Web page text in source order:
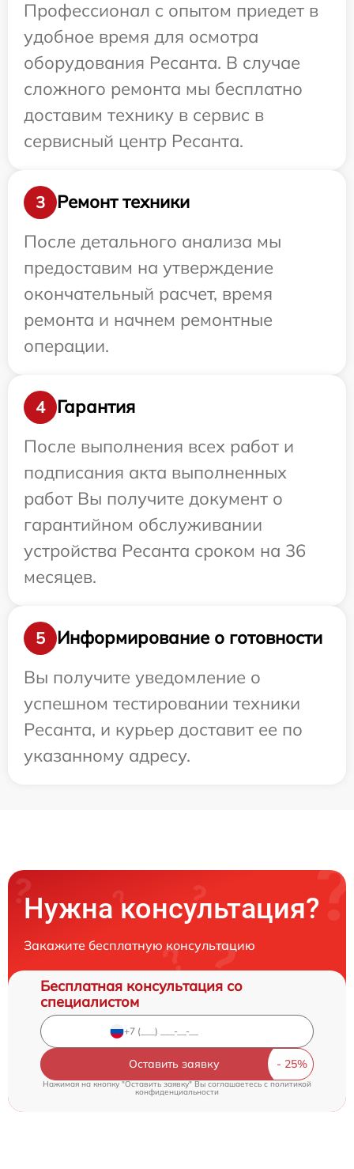
Профессионал с опытом приедет в
удобное время для осмотра
оборудования Ресанта. В случае
сложного ремонта мы бесплатно
доставим технику в сервис в
сервисный центр Ресанта.
3
Ремонт техники
После детального анализа мы
предоставим на утверждение
окончательный расчет, время
ремонта и начнем ремонтные
операции.
4
Гарантия
После выполнения всех работ и
подписания акта выполненных
работ Вы получите документ о
гарантийном обслуживании
устройства Ресанта сроком на 36
месяцев.
5
Информирование о готовности
Вы получите уведомление о
успешном тестировании техники
Ресанта, и курьер доставит ее по
указанному адресу.
Нужна консультация?
Закажите бесплатную консультацию
Бесплатная консультация со
специалистом
Оставить заявку
Нажимая на кнопку "Оставить заявку" Вы соглашаетесь cполитикой
конфиденциальности